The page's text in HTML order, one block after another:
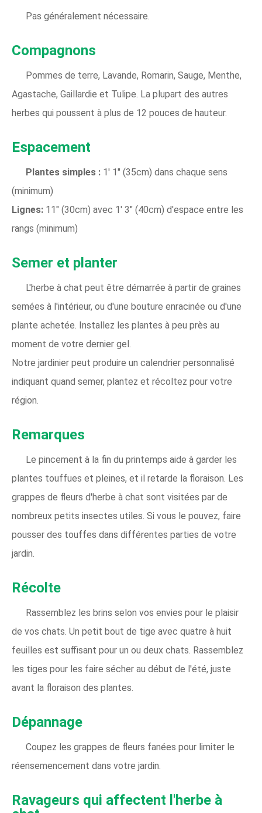
Pas généralement nécessaire.
Compagnons
Pommes de terre, Lavande, Romarin, Sauge, Menthe,
Agastache, Gaillardie et Tulipe. La plupart des autres
herbes qui poussent à plus de 12 pouces de hauteur.
Espacement
Plantes simples : 1' 1" (35cm) dans chaque sens
(minimum)
Lignes: 11" (30cm) avec 1' 3" (40cm) d'espace entre les
rangs (minimum)
Semer et planter
L'herbe à chat peut être démarrée à partir de graines
semées à l'intérieur, ou d'une bouture enracinée ou d'une
plante achetée. Installez les plantes à peu près au
moment de votre dernier gel.
Notre jardinier peut produire un calendrier personnalisé
indiquant quand semer, plantez et récoltez pour votre
région.
Remarques
Le pincement à la fin du printemps aide à garder les
plantes touffues et pleines, et il retarde la floraison. Les
grappes de fleurs d'herbe à chat sont visitées par de
nombreux petits insectes utiles. Si vous le pouvez, faire
pousser des touffes dans différentes parties de votre
jardin.
Récolte
Rassemblez les brins selon vos envies pour le plaisir
de vos chats. Un petit bout de tige avec quatre à huit
feuilles est suffisant pour un ou deux chats. Rassemblez
les tiges pour les faire sécher au début de l'été, juste
avant la floraison des plantes.
Dépannage
Coupez les grappes de fleurs fanées pour limiter le
réensemencement dans votre jardin.
Ravageurs qui affectent l'herbe à